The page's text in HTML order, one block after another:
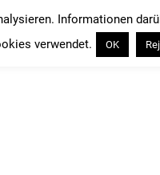
Informationen
verwendet.
OK